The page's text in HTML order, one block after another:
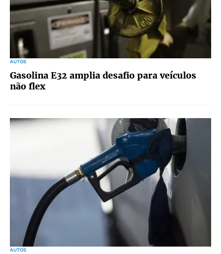
AUTOS
Gasolina E32 amplia desafio para veículos
não flex
AUTOS